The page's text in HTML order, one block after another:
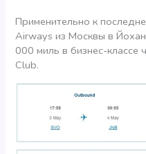
Применительно к
Airways из Москвы в
000 миль в бизнес-классе
Club.